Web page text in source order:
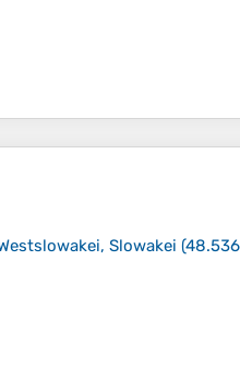
Slowakei (